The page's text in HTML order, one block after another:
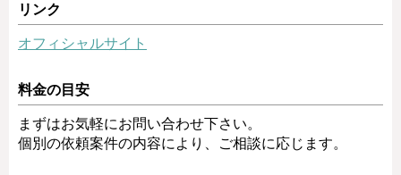
リンク
オフィシャルサイト
料金の目安
まずはお気軽にお問い合わせ下さい。
個別の依頼案件の内容により、ご相談に応じます。